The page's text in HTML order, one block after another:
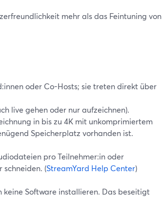
mehr als das Feintuning von
oder Co-Hosts; sie treten direkt über
live gehen oder nur aufzeichnen).
in bis zu 4K mit unkomprimiertem
Speicherplatz vorhanden ist.
pro Teilnehmer:in oder
schneiden. (StreamYard Help Center)
keine Software installieren. Das beseitigt